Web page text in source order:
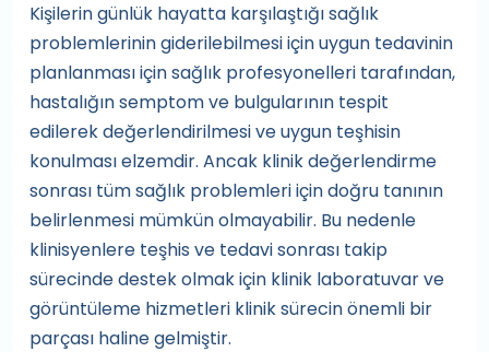
Kişilerin günlük hayatta karşılaştığı sağlık
problemlerinin giderilebilmesi için uygun tedavinin
planlanması için sağlık profesyonelleri tarafından,
hastalığın semptom ve bulgularının tespit
edilerek değerlendirilmesi ve uygun teşhisin
konulması elzemdir. Ancak klinik değerlendirme
sonrası tüm sağlık problemleri için doğru tanının
belirlenmesi mümkün olmayabilir. Bu nedenle
klinisyenlere teşhis ve tedavi sonrası takip
sürecinde destek olmak için klinik laboratuvar ve
görüntüleme hizmetleri klinik sürecin önemli bir
parçası haline gelmiştir.